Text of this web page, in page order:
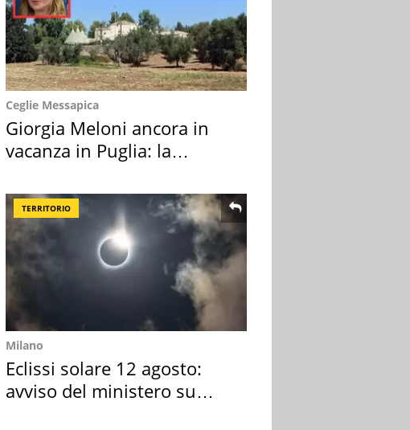
Ceglie Messapica
Giorgia Meloni ancora in
vacanza in Puglia: la
TERRITORIO
Milano
Eclissi solare 12 agosto:
avviso del ministero su